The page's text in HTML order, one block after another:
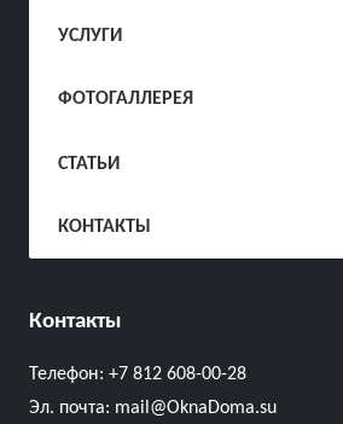
УСЛУГИ
ФОТОГАЛЛЕРЕЯ
СТАТЬИ
КОНТАКТЫ
Контакты
Телефон: +7 812 608-00-28
Эл. почта: mail@OknaDoma.su